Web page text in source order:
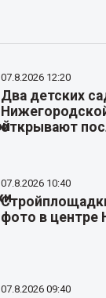
07.8.2026 12:20
Два детских
открывают
07.8.2026 10:40
фото в центре
07.8.2026 09:40